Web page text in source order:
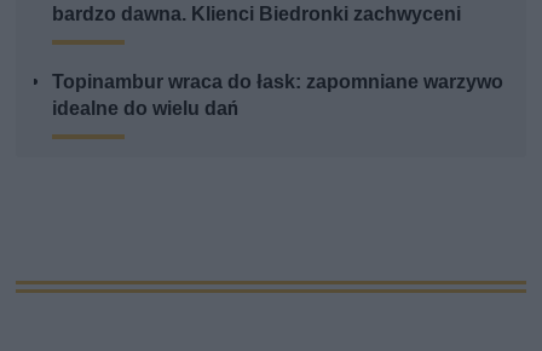
bardzo dawna. Klienci Biedronki zachwyceni
Topinambur wraca do łask: zapomniane warzywo
idealne do wielu dań